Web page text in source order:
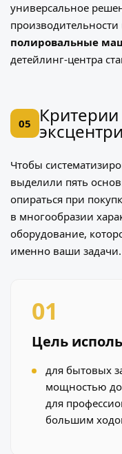
универсальное
производительности
полировальные
детейлинг-центра
05
Чтобы
выделили пять
опираться при
в многообразии
оборудование,
именно ваши задачи.
01
Цель
для бытовых
мощностью до
для
большим